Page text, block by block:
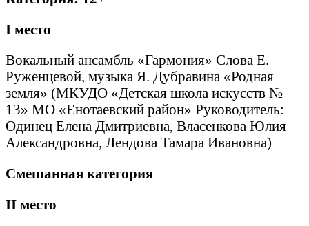
I место
Вокальный ансамбль «Гармония» Слова Е.
Руженцевой, музыка Я. Дубравина «Родная
земля» (МКУДО «Детская школа искусств №
13» МО «Енотаевский район» Руководитель:
Одинец Елена Дмитриевна, Власенкова Юлия
Александровна, Лендова Тамара Ивановна)
Смешанная категория
II место